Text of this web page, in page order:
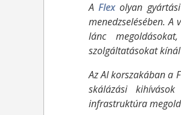
AFlexolyan
menedzselésében.
lánc
szolgáltatásokat
Az AI korszakában a
skálázási
infrastruktúra